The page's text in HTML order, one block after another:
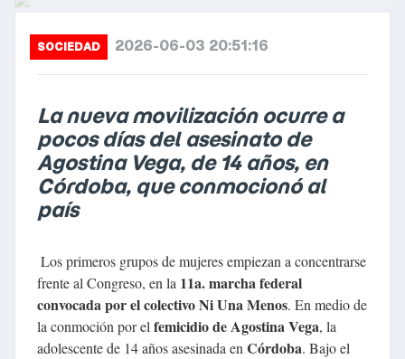
SOCIEDAD 2026-06-03 20:51:16
La nueva movilización ocurre a
pocos días del asesinato de
Agostina Vega, de 14 años, en
Córdoba, que conmocionó al
país
Los primeros grupos de mujeres empiezan a concentrarse
frente al Congreso, en la 11a. marcha federal
convocada por el colectivo Ni Una Menos. En medio de
la conmoción por el femicidio de Agostina Vega, la
adolescente de 14 años asesinada en Córdoba. Bajo el